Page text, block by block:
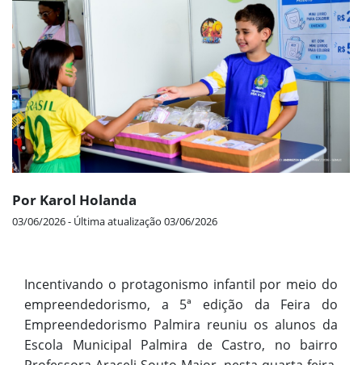
Por Karol Holanda
03/06/2026 - Última atualização 03/06/2026
Incentivando o protagonismo infantil por meio do
empreendedorismo, a 5ª edição da Feira do
Empreendedorismo Palmira reuniu os alunos da
Escola Municipal Palmira de Castro, no bairro